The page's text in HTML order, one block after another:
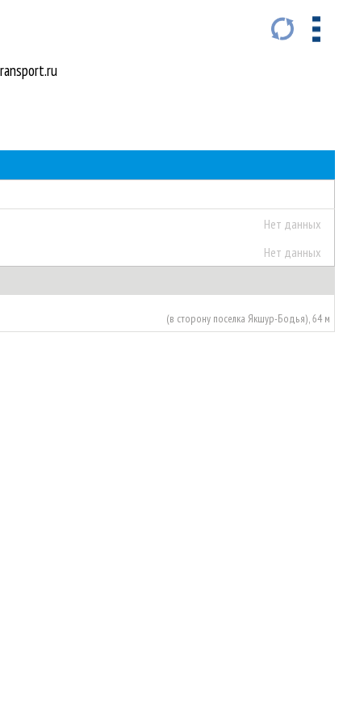
Нет данных
Нет данных
(в сторону поселка Якшур-Бодья), 64 м